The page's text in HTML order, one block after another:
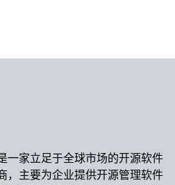
一家立足于全球市场的开源软件
，主要为企业提供开源管理软件